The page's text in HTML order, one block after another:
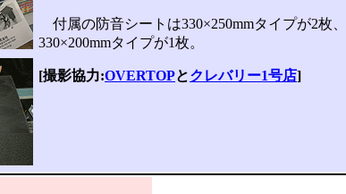
付属の防音シートは330×250mmタイプが2枚
330×200mmタイプが1枚。
[撮影協力:OVERTOPとクレバリー1号店]